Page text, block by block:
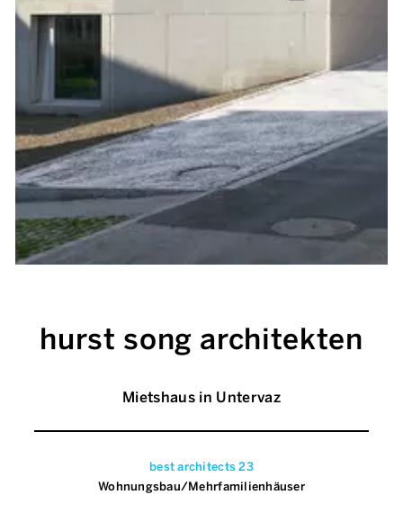
hurst song architekten
Mietshaus in Untervaz
best architects 23
Wohnungsbau/Mehrfamilienhäuser